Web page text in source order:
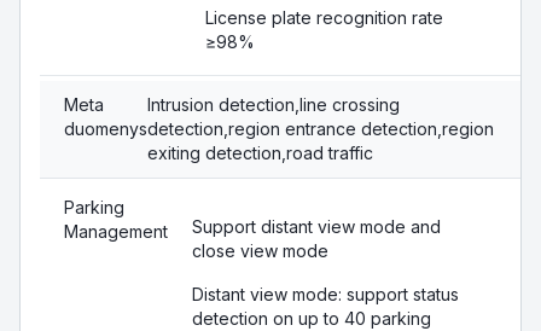
License plate recognition rate
≥98%
Meta
duomenys
Intrusion detection,line crossing
detection,region entrance detection,region
exiting detection,road traffic
Parking
Management
Support distant view mode and
close view mode
Distant view mode: support status
detection on up to 40 parking